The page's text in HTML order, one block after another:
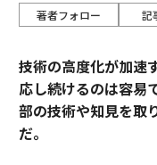
著者フォロー 記
技術の高度化が加速
応し続けるのは容易
部の技術や知見を取
だ。